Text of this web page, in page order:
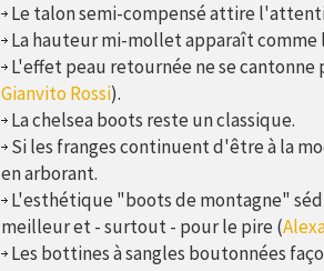
Le talon semi-compensé attire
La hauteur mi-mollet apparaît
L'effet peau retournée ne se cantonne
Gianvito Rossi).
La chelsea boots reste un classique.
Si les franges continuent d'être à la
en arborant.
L'esthétique "boots de montagne"
meilleur et - surtout - pour le pire (
Les bottines à sangles boutonnées